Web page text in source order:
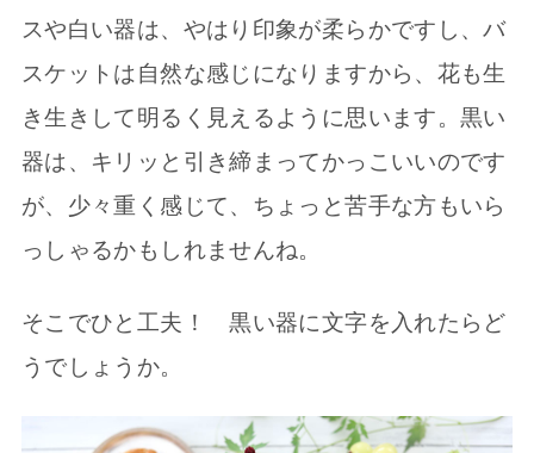
スや白い器は、やはり印象が柔らかですし、バ
スケットは自然な感じになりますから、花も生
き生きして明るく見えるように思います。黒い
器は、キリッと引き締まってかっこいいのです
が、少々重く感じて、ちょっと苦手な方もいら
っしゃるかもしれませんね。
そこでひと工夫！ 黒い器に文字を入れたらど
うでしょうか。